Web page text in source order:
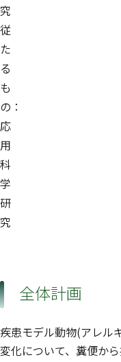
究
従
た
る
も
の：
応
用
科
学
研
究
全体計画
疾患モデル動物(アレ
変化について、糞便か